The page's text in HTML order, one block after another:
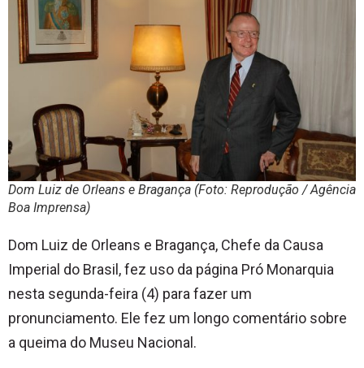
Dom Luiz de Orleans e Bragança (Foto: Reprodução / Agência
Boa Imprensa)
Dom Luiz de Orleans e Bragança, Chefe da Causa
Imperial do Brasil, fez uso da página Pró Monarquia
nesta segunda-feira (4) para fazer um
pronunciamento. Ele fez um longo comentário sobre
a queima do Museu Nacional.